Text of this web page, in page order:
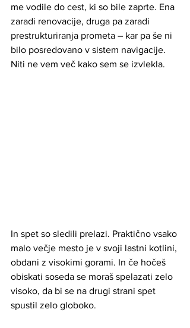
me vodile do cest, ki so bile zaprte. Ena
zaradi renovacije, druga pa zaradi
prestrukturiranja prometa – kar pa še ni
bilo posredovano v sistem navigacije.
Niti ne vem več kako sem se izvlekla.
In spet so sledili prelazi. Praktično vsako
malo večje mesto je v svoji lastni kotlini,
obdani z visokimi gorami. In če hočeš
obiskati soseda se moraš spelazati zelo
visoko, da bi se na drugi strani spet
spustil zelo globoko.